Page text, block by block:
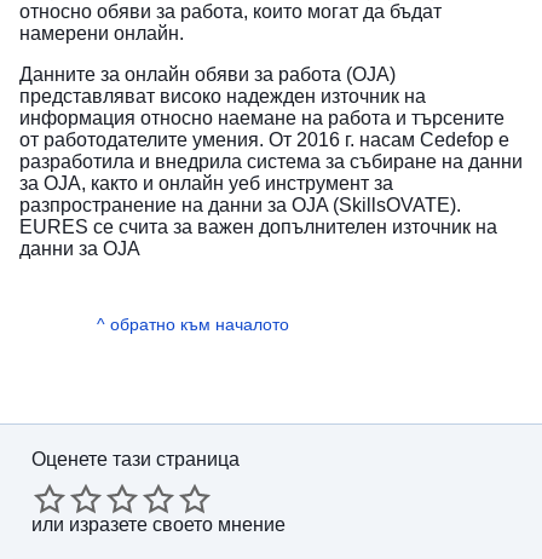
относно обяви за работа, които могат да бъдат
намерени онлайн.
Данните за онлайн обяви за работа (OJA)
представляват високо надежден източник на
информация относно наемане на работа и търсените
от работодателите умения. От 2016 г. насам Cedefop е
разработила и внедрила система за събиране на данни
за OJA, както и онлайн уеб инструмент за
разпространение на данни за OJA (SkillsOVATE).
EURES се счита за важен допълнителен източник на
данни за OJA
^ обратно към началото
Оценете тази страница
или изразете своето мнение